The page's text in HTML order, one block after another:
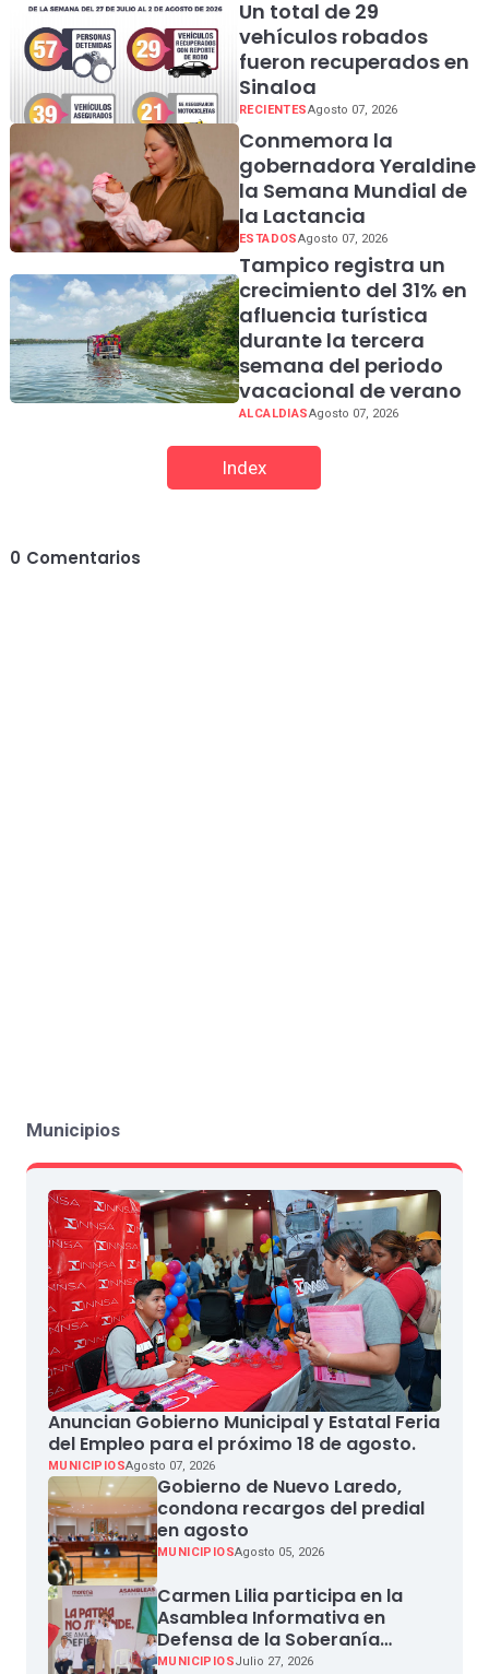
Un total de 29
vehículos robados
fueron recuperados en
Sinaloa
RECIENTESAgosto 07, 2026
Conmemora la
gobernadora Yeraldine
la Semana Mundial de
la Lactancia
ESTADOSAgosto 07, 2026
Tampico registra un
crecimiento del 31% en
afluencia turística
durante la tercera
semana del periodo
vacacional de verano
ALCALDIASAgosto 07, 2026
Index
0 Comentarios
Municipios
Anuncian Gobierno Municipal y Estatal Feria
del Empleo para el próximo 18 de agosto.
MUNICIPIOSAgosto 07, 2026
Gobierno de Nuevo Laredo,
condona recargos del predial
en agosto
MUNICIPIOSAgosto 05, 2026
Carmen Lilia participa en la
Asamblea Informativa en
Defensa de la Soberanía
Nacional en Miguel Aleman
MUNICIPIOSJulio 27, 2026